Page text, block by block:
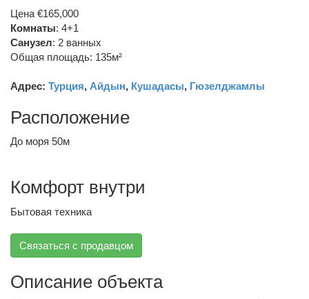
Цена €165,000
Комнаты: 4+1
Санузел: 2 ванных
Общая площадь: 135м²
Адрес: Турция, Айдын, Кушадасы, Гюзелджамлы
Расположение
До моря 50м
Комфорт внутри
Бытовая техника
Связаться с продавцом
Описание объекта